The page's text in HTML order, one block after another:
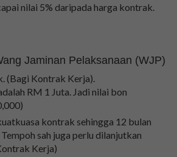
nilai 5% daripada harga kontrak.
Jaminan Pelaksanaan (WJP)
(Bagi Kontrak Kerja).
RM 1 Juta. Jadi nilai bon
kontrak sehingga 12 bulan
sah juga perlu dilanjutkan
Kerja)